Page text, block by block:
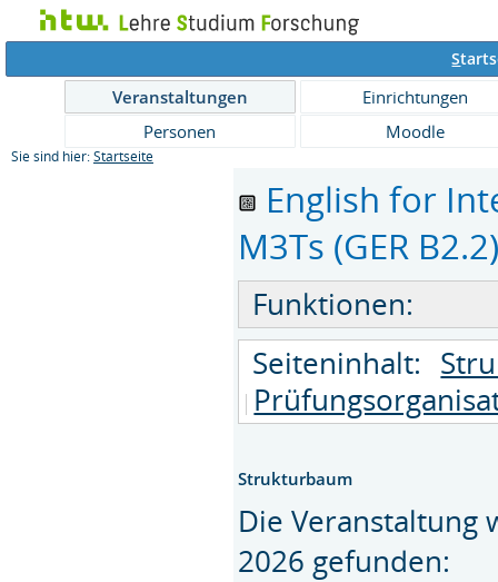
S
Veranstaltungen
Einrichtungen
Personen
Moodle
Sie sind hier: Startseite
English for
M3Ts (GER
Funktionen:
Seiteninhalt:
Strukturbaum
Die Veranstaltung
2026 gefunden: